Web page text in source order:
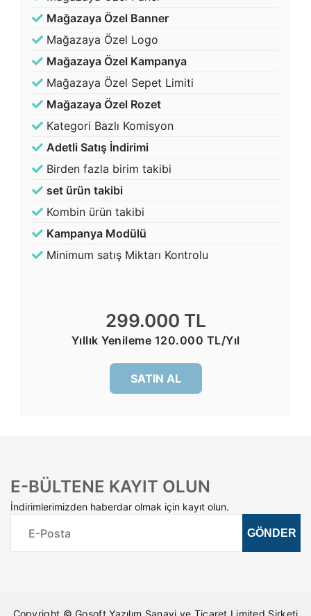
Mağazaya Özel Banner
Mağazaya Özel Logo
Mağazaya Özel Kampanya
Mağazaya Özel Sepet Limiti
Mağazaya Özel Rozet
Kategori Bazlı Komisyon
Adetli Satış İndirimi
Birden fazla birim takibi
set ürün takibi
Kombin ürün takibi
Kampanya Modülü
Minimum satış Miktarı Kontrolu
299.000 TL
Yıllık Yenileme 120.000 TL/Yıl
SATIN AL
E-BÜLTENE KAYIT OLUN
İndirimlerimizden haberdar olmak için kayıt olun.
Copyright © Gosoft Yazılım Sanayi ve Ticaret Limited Şirketi